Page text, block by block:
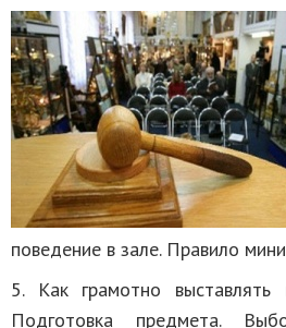
поведение в зале. Правило
5. Как грамотно
Подготовка предмета.